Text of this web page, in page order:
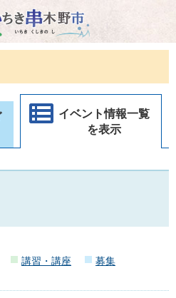
き串木野市
イベント情報一覧
を表示
講習・講座
募集